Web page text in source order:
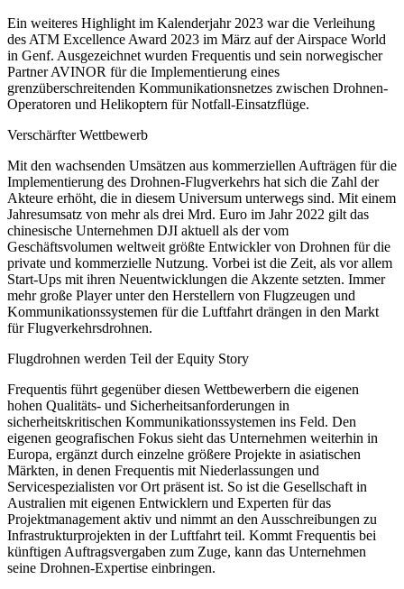
Ein weiteres Highlight im Kalenderjahr 2023 war die Verleihung
des ATM Excellence Award 2023 im März auf der Airspace World
in Genf. Ausgezeichnet wurden Frequentis und sein norwegischer
Partner AVINOR für die Implementierung eines
grenzüberschreitenden Kommunikationsnetzes zwischen Drohnen-
Operatoren und Helikoptern für Notfall-Einsatzflüge.
Verschärfter Wettbewerb
Mit den wachsenden Umsätzen aus kommerziellen Aufträgen für die
Implementierung des Drohnen-Flugverkehrs hat sich die Zahl der
Akteure erhöht, die in diesem Universum unterwegs sind. Mit einem
Jahresumsatz von mehr als drei Mrd. Euro im Jahr 2022 gilt das
chinesische Unternehmen DJI aktuell als der vom
Geschäftsvolumen weltweit größte Entwickler von Drohnen für die
private und kommerzielle Nutzung. Vorbei ist die Zeit, als vor allem
Start-Ups mit ihren Neuentwicklungen die Akzente setzten. Immer
mehr große Player unter den Herstellern von Flugzeugen und
Kommunikationssystemen für die Luftfahrt drängen in den Markt
für Flugverkehrsdrohnen.
Flugdrohnen werden Teil der Equity Story
Frequentis führt gegenüber diesen Wettbewerbern die eigenen
hohen Qualitäts- und Sicherheitsanforderungen in
sicherheitskritischen Kommunikationssystemen ins Feld. Den
eigenen geografischen Fokus sieht das Unternehmen weiterhin in
Europa, ergänzt durch einzelne größere Projekte in asiatischen
Märkten, in denen Frequentis mit Niederlassungen und
Servicespezialisten vor Ort präsent ist. So ist die Gesellschaft in
Australien mit eigenen Entwicklern und Experten für das
Projektmanagement aktiv und nimmt an den Ausschreibungen zu
Infrastrukturprojekten in der Luftfahrt teil. Kommt Frequentis bei
künftigen Auftragsvergaben zum Zuge, kann das Unternehmen
seine Drohnen-Expertise einbringen.